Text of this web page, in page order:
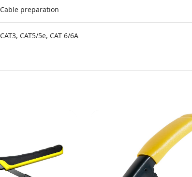
Cable preparation
CAT3, CAT5/5e, CAT 6/6A